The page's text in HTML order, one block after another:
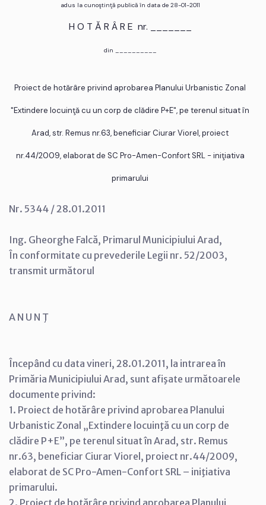
adus la cunoştinţă publică în data de 28-01-2011
H O T Ă R Â R E nr. _______
din __________
Proiect de hotărâre privind aprobarea Planului Urbanistic Zonal
"Extindere locuinţă cu un corp de clădire P+E", pe terenul situat în
Arad, str. Remus nr.63, beneficiar Ciurar Viorel, proiect
nr.44/2009, elaborat de SC Pro-Amen-Confort SRL - iniţiativa
primarului
Nr. 5344 / 28.01.2011
Ing. Gheorghe Falcă, Primarul Municipiului Arad,
În conformitate cu prevederile Legii nr. 52/2003,
transmit următorul
A N U N Ţ
Începând cu data vineri, 28.01.2011, la intrarea în
Primăria Municipiului Arad, sunt afişate următoarele
documente privind:
1. Proiect de hotărâre privind aprobarea Planului
Urbanistic Zonal „Extindere locuinţă cu un corp de
clădire P+E”, pe terenul situat în Arad, str. Remus
nr.63, beneficiar Ciurar Viorel, proiect nr.44/2009,
elaborat de SC Pro-Amen-Confort SRL – iniţiativa
primarului.
2. Proiect de hotărâre privind aprobarea Planului